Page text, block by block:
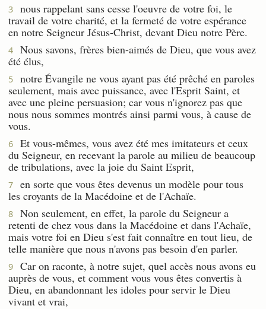
3
nous rappelant sans cesse l'oeuvre de votre foi, le
travail de votre charité, et la fermeté de votre espérance
en notre Seigneur Jésus-Christ, devant Dieu notre Père.
4
Nous savons, frères bien-aimés de Dieu, que vous avez
été élus,
5
notre Évangile ne vous ayant pas été prêché en paroles
seulement, mais avec puissance, avec l'Esprit Saint, et
avec une pleine persuasion; car vous n'ignorez pas que
nous nous sommes montrés ainsi parmi vous, à cause de
vous.
6
Et vous-mêmes, vous avez été mes imitateurs et ceux
du Seigneur, en recevant la parole au milieu de beaucoup
de tribulations, avec la joie du Saint Esprit,
7
en sorte que vous êtes devenus un modèle pour tous
les croyants de la Macédoine et de l'Achaïe.
8
Non seulement, en effet, la parole du Seigneur a
retenti de chez vous dans la Macédoine et dans l'Achaïe,
mais votre foi en Dieu s'est fait connaître en tout lieu, de
telle manière que nous n'avons pas besoin d'en parler.
9
Car on raconte, à notre sujet, quel accès nous avons eu
auprès de vous, et comment vous vous êtes convertis à
Dieu, en abandonnant les idoles pour servir le Dieu
vivant et vrai,